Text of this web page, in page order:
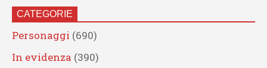
CATEGORIE
Personaggi (690)
In evidenza (390)